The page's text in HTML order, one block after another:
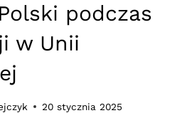
podczas
w Unii
20 stycznia 2025